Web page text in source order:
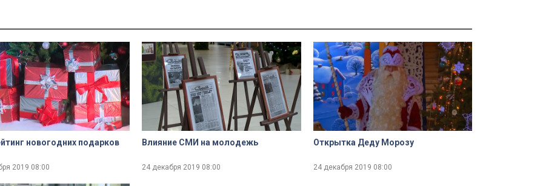
новогодних подарков
2019 08:00
Влияние СМИ на молодежь
24 декабря 2019 08:00
Открытка Деду Морозу
24 декабря 2019 08:00